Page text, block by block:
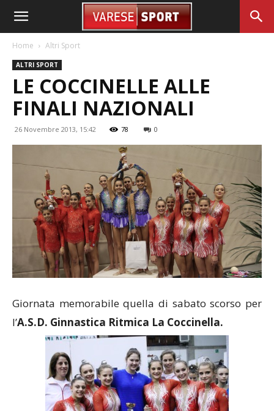
Home Altri Sport
ALTRI SPORT
LE COCCINELLE ALLE
FINALI NAZIONALI
26 Novembre 2013, 15:42 78 0
Giornata memorabile quella di sabato scorso per
l’A.S.D. Ginnastica Ritmica La Coccinella.